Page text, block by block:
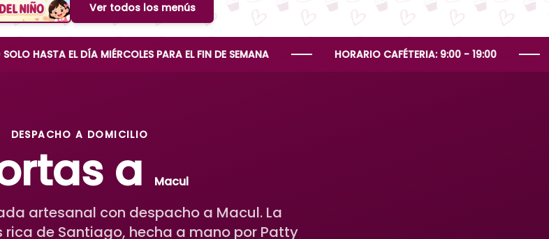
Boton de menuVer todos los menús
EL DÍA MIÉRCOLES PARA EL FIN DE SEMANA HORARIO CAFÉTERIA: 9:00 - 19:00
DESPACHO A DOMICILIO
a Macul
artesanal con despacho a Macul. La
de Santiago, hecha a mano por Patty